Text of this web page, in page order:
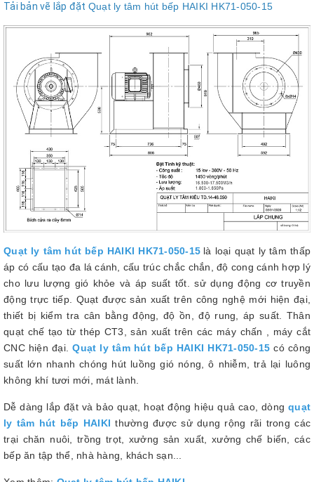
Tải bản vẽ lắp đặt Quạt ly tâm hút bếp HAIKI HK71-050-15
Quạt ly tâm hút bếp HAIKI HK71-050-15 là loại quạt ly tâm thấp
áp có cấu tạo đa lá cánh, cấu trúc chắc chắn, độ cong cánh hợp lý
cho lưu lượng gió khỏe và áp suất tốt. sử dụng động cơ truyền
động trực tiếp. Quạt được sản xuất trên công nghệ mới hiện đại,
thiết bị kiểm tra cân bằng động, độ ồn, độ rung, áp suất. Thân
quạt chế tạo từ thép CT3, sản xuất trên các máy chấn , máy cắt
CNC hiện đại.Quạt ly tâm hút bếp HAIKI HK71-050-15 có công
suất lớn nhanh chóng hút luồng gió nóng, ô nhiễm, trả lại luông
không khí tươi mới, mát lành.
Dễ dàng lắp đặt và bảo quạt, hoạt động hiệu quả cao, dòng quạt
ly tâm hút bếp HAIKI thường được sử dụng rộng rãi trong các
trại chăn nuôi, trồng trọt, xưởng sản xuất, xưởng chế biến, các
bếp ăn tập thể, nhà hàng, khách sạn...